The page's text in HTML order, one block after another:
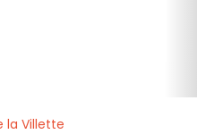
la Villette